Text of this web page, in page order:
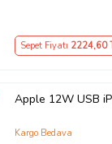
Sepet Fiyatı 2224,60
Apple 12W USB
Kargo Bedava